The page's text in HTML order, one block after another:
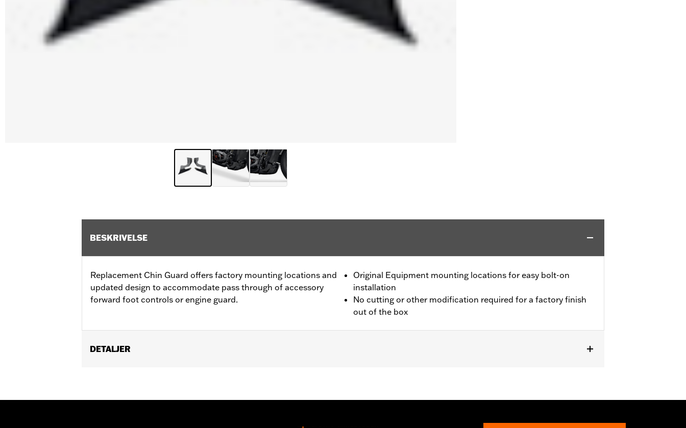
BESKRIVELSE
Replacement Chin Guard offers factory mounting locations and
updated design to accommodate pass through of accessory
forward foot controls or engine guard.
Original Equipment mounting locations for easy bolt-on
installation
No cutting or other modification required for a factory finish
out of the box
DETALJER
Sold In Units:Each